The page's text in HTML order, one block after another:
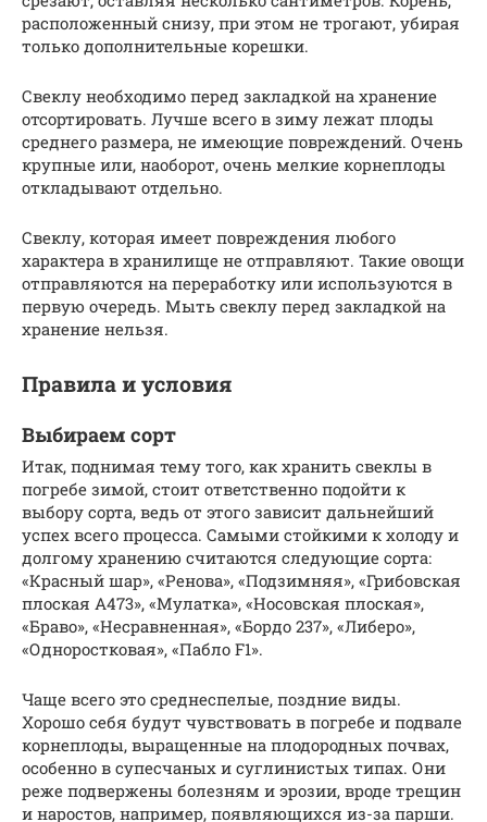
расположенный снизу, при этом не трогают, убирая
только дополнительные корешки.
Свеклу необходимо перед закладкой на хранение
отсортировать. Лучше всего в зиму лежат плоды
среднего размера, не имеющие повреждений. Очень
крупные или, наоборот, очень мелкие корнеплоды
откладывают отдельно.
Свеклу, которая имеет повреждения любого
характера в хранилище не отправляют. Такие овощи
отправляются на переработку или используются в
первую очередь. Мыть свеклу перед закладкой на
хранение нельзя.
Правила и условия
Выбираем сорт
Итак, поднимая тему того, как хранить свеклы в
погребе зимой, стоит ответственно подойти к
выбору сорта, ведь от этого зависит дальнейший
успех всего процесса. Самыми стойкими к холоду и
долгому хранению считаются следующие сорта:
«Красный шар», «Ренова», «Подзимняя», «Грибовская
плоская А473», «Мулатка», «Носовская плоская»,
«Браво», «Несравненная», «Бордо 237», «Либеро»,
«Одноростковая», «Пабло F1».
Чаще всего это среднеспелые, поздние виды.
Хорошо себя будут чувствовать в погребе и подвале
корнеплоды, выращенные на плодородных почвах,
особенно в супесчаных и суглинистых типах. Они
реже подвержены болезням и эрозии, вроде трещин
и наростов, например, появляющихся из-за парши.